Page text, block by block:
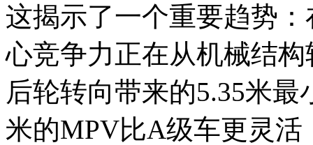
这揭示了一个重要趋势
心竞争力正在从机械结
后轮转向带来的5.35米
米的MPV比A级车更灵